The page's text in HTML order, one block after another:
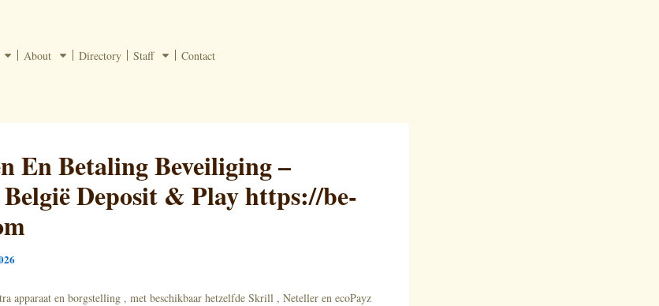
About Directory Staff Contact
En Betaling Beveiliging –
Deposit & Play https://be-
apparaat en borgstelling , met beschikbaar hetzelfde Skrill , Neteller en ecoPayz